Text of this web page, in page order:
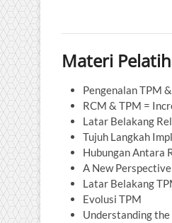
Materi
Pengenalan TPM
RCM & TPM =
Latar Belakang
Tujuh Langkah
Hubungan Antara
A New
Latar Belakang
Evolusi TPM
Understanding